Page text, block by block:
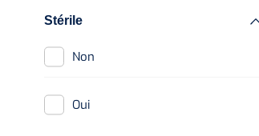
Stérile
Non
Oui